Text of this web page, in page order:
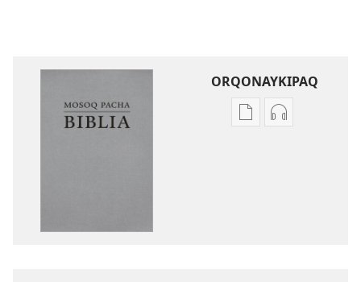
ORQONAYKIPAQ
Kaypi Kaypin